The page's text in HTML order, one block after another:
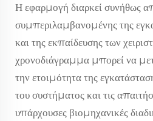
Η εφαρμογή διαρκεί συνήθως
συμπεριλαμβανομένης της
και της εκπαίδευσης των
χρονοδιάγραμμα μπορεί να
την ετοιμότητα της
του συστήματος και τις
υπάρχουσες βιομηχανικές